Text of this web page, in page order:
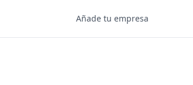
Añade tu empresa